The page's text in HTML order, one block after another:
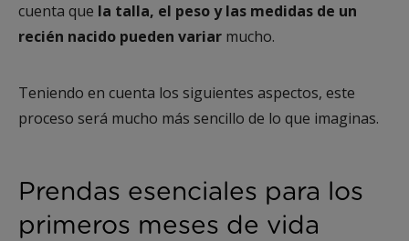
cuenta que la talla, el peso y las medidas de un
recién nacido pueden variar mucho.
Teniendo en cuenta los siguientes aspectos, este
proceso será mucho más sencillo de lo que imaginas.
Prendas esenciales para los
primeros meses de vida